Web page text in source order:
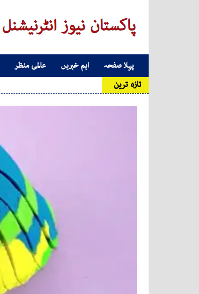
Main Navigationپہلا صفحہ اہم خبریں عالمی منظر
تازہ ترین